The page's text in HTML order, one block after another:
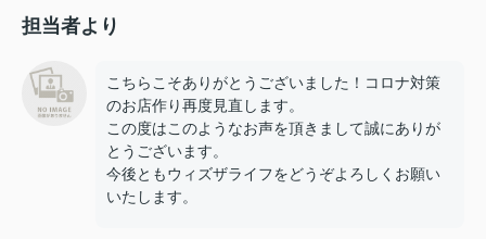
担当者より
こちらこそありがとうございました！コロナ対策
のお店作り再度見直します。
この度はこのようなお声を頂きまして誠にありが
とうございます。
今後ともウィズザライフをどうぞよろしくお願い
いたします。